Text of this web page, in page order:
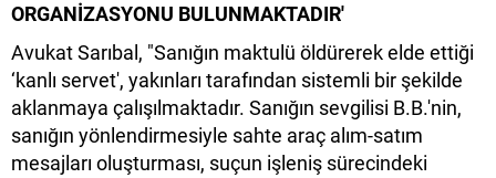
ORGANİZASYONU BULUNMAKTADIR'
Avukat Sarıbal, "Sanığın maktulü öldürerek elde ettiği
‘kanlı servet', yakınları tarafından sistemli bir şekilde
aklanmaya çalışılmaktadır. Sanığın sevgilisi B.B.'nin,
sanığın yönlendirmesiyle sahte araç alım-satım
mesajları oluşturması, suçun işleniş sürecindeki